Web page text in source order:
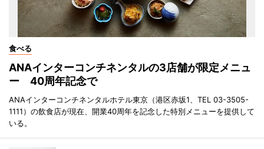
食べる
ANAインターコンチネンタルの3店舗が限定メニュ
ー 40周年記念で
ANAインターコンチネンタルホテル東京（港区赤坂1、TEL 03-3505-
1111）の飲食店が現在、開業40周年を記念した特別メニューを提供して
いる。